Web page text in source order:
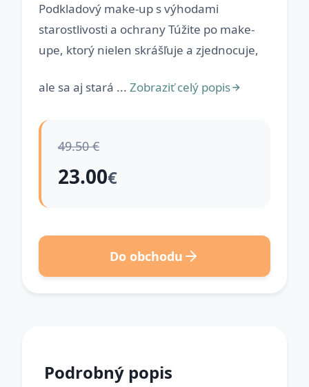
Podkladový make-up s výhodami
starostlivosti a ochrany Túžite po make-
upe, ktorý nielen skrášľuje a zjednocuje,
ale sa aj stará ... Zobraziť celý popis
49.50 €
23.00€
Do obchodu
Podrobný popis